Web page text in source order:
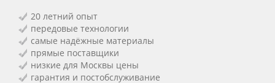
20 летний опыт
передовые технологии
самые надёжные материалы
прямые поставщики
низкие для Москвы цены
гарантия и постобслуживание